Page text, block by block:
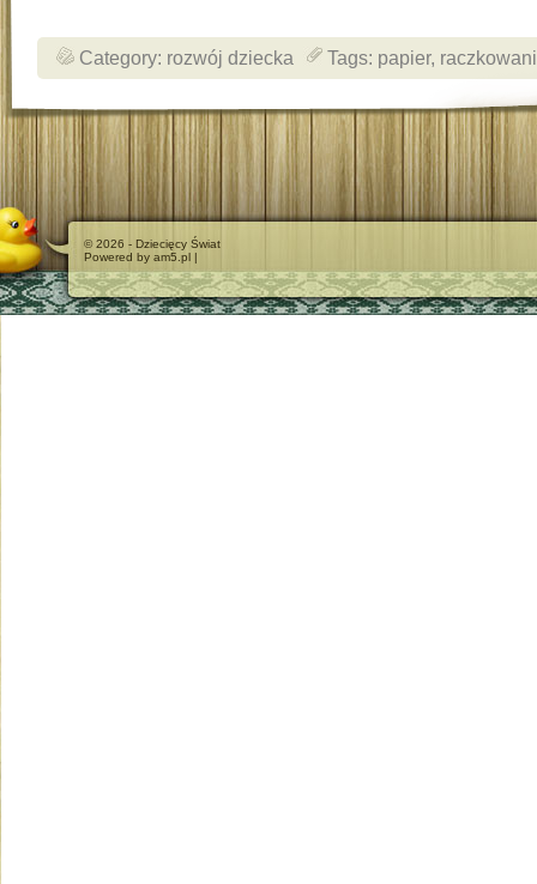
Category: rozwój dziecka Tags: papier,
© 2026 - Dziecięcy Świat
Powered by am5.pl |